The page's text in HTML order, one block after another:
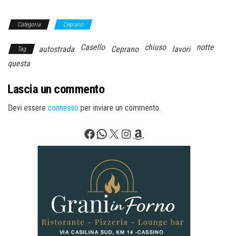
Categoria Ceprano
Tag autostrada Casello Ceprano chiuso lavori
notte
questa
Lascia un commento
Devi essere connesso per inviare un commento.
Facebook
WhatsApp
X Instagram
Amazon